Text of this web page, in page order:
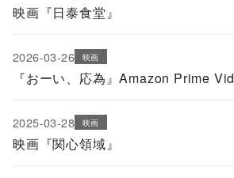
映画『日泰食堂』
2026-03-26 映画
『おーい、応為』Amazon Prime
2025-03-28 映画
映画『関心領域』